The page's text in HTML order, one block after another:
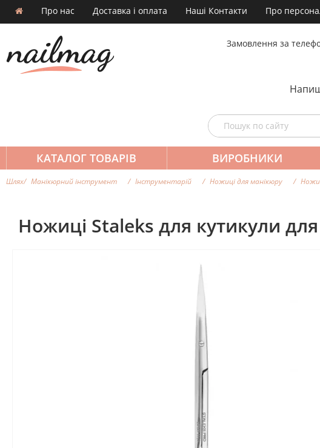
Про нас Доставка і оплата Наші Контакти Про
Замовлення за
КАТАЛОГ ТОВАРІВ ВИРОБНИКИ
Шлях Манікюрний інструмент Інструментарій Ножиці для манікюру
Ножиці Staleks для кутикули